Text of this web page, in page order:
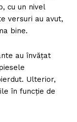
cu un nivel
versuri au avut,
bine.
au învățat
Ulterior,
în funcție de